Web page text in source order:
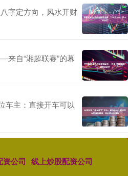
字定方向，风水开财
自“湘超联赛”的幕
车主：直接开车可以
资公司 线上炒股配资公司